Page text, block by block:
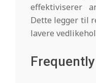
effektiviserer
Dette legger til
lavere